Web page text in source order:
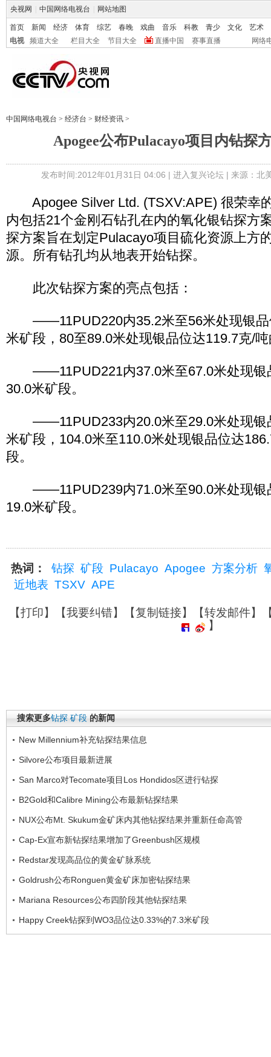
央视网 中国网络电视台 网站地图
首页 新闻 经济 体育 综艺 春晚 戏曲 音乐 科教 青少 文化
艺术
电视
频道大全 栏目大全 节目大全 直播中国 赛事直播 网络
中国网络电视台 > 经济台 > 财经资讯 >
Apogee公布Pulacayo项目内钻探
发布时间:2012年01月31日 04:06 | 进入复兴论坛| 来源：北
Apogee Silver Ltd. (TSXV:APE) 很荣幸
内包括21个金刚石钻孔在内的氧化银钻探方
探方案旨在划定Pulacayo项目硫化资源上方
源。所有钻孔均从地表开始钻探。
此次钻探方案的亮点包括：
——11PUD220内35.2米至56米处现银品
米矿段，80至89.0米处现银品位达119.7克/
——11PUD221内37.0米至67.0米处现银
30.0米矿段。
——11PUD233内20.0米至29.0米处现银
米矿段，104.0米至110.0米处现银品位达
段。
——11PUD239内71.0米至90.0米处现银
19.0米矿段。
热词： 钻探 矿段 Pulacayo Apogee 方案分析
近地表 TSXV APE
【打印】【我要纠错】【复制链接】【转发邮件】
】
搜索更多钻探 矿段 的新闻
New Millennium补充钻探结果信息
Silvore公布项目最新进展
San Marco对Tecomate项目Los Hondidos区进行钻探
B2Gold和Calibre Mining公布最新钻探结果
NUX公布Mt. Skukum金矿床内其他钻探结果并重新任命高管
Cap-Ex宣布新钻探结果增加了Greenbush区规模
Redstar发现高品位的黄金矿脉系统
Goldrush公布Ronguen黄金矿床加密钻探结果
Mariana Resources公布四阶段其他钻探结果
Happy Creek钻探到WO3品位达0.33%的7.3米矿段